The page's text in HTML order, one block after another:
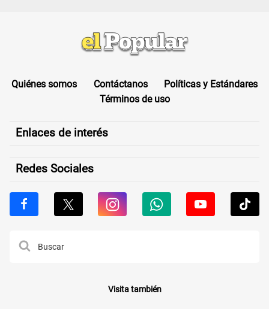
Quiénes somos Contáctanos
Políticas y Estándares
Términos de uso
Enlaces de interés
Redes Sociales
Visita también